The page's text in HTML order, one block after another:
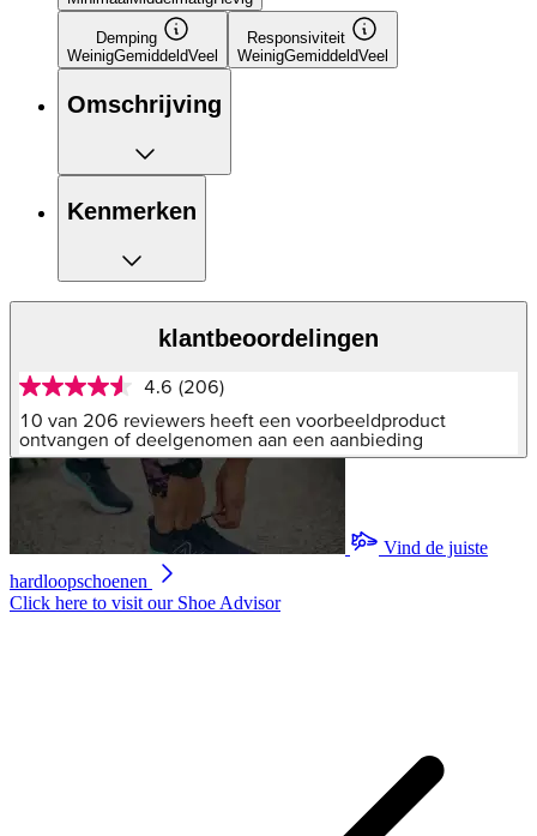
Demping
WeinigGemiddeldVeel
Responsiviteit
WeinigGemiddeldVeel
Omschrijving
Kenmerken
klantbeoordelingen
4.6
van
5
sterren,
gemiddelde
scorewaarde.
Reviews.
paginalink.
4.6 (206)
10 van 206 reviewers heeft een voorbeeldproduct
ontvangen of deelgenomen aan een aanbieding
Vind de juiste
hardloopschoenen
Click here to visit our Shoe Advisor